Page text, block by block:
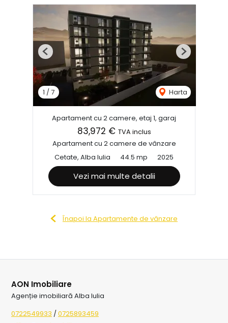
1 /7 Harta
Previous Next
Apartament cu 2 camere, etaj 1, garaj
83,972 € TVA inclus
Apartament cu 2 camere de vânzare
Cetate, Alba Iulia
44.5 mp 2025
Vezi mai multe detalii
Înapoi la Apartamente de vânzare
AON Imobiliare
Agenție imobiliară Alba Iulia
0722549933 /0725893459